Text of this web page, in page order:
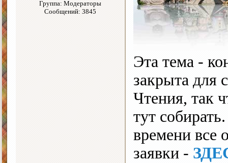
Группа: Модераторы
Сообщений: 3845
Эта тема -
закрыта для
Чтения, так
тут
времени все
заявки -